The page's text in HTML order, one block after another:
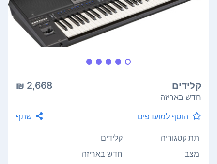
קלידים 2,668 ₪
חדש באריזה
הוסף למועדפים
שתף
תת קטגוריה
קלידים
מצב
חדש באריזה